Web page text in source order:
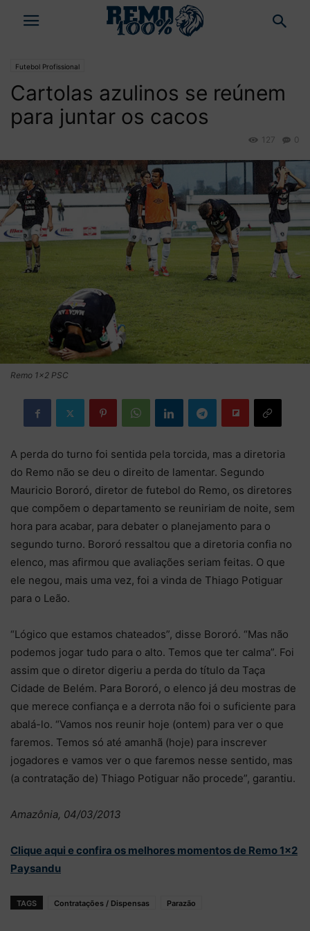
Futebol Profissional
Cartolas azulinos se reúnem
para juntar os cacos
0
127
Remo 1x2 PSC
A perda do turno foi sentida pela torcida, mas a diretoria
do Remo não se deu o direito de lamentar. Segundo
Mauricio Bororó, diretor de futebol do Remo, os diretores
que compõem o departamento se reuniriam de noite, sem
hora para acabar, para debater o planejamento para o
segundo turno. Bororó ressaltou que a diretoria confia no
elenco, mas afirmou que avaliações seriam feitas. O que
ele negou, mais uma vez, foi a vinda de Thiago Potiguar
para o Leão.
“Lógico que estamos chateados”, disse Bororó. “Mas não
podemos jogar tudo para o alto. Temos que ter calma”. Foi
assim que o diretor digeriu a perda do título da Taça
Cidade de Belém. Para Bororó, o elenco já deu mostras de
que merece confiança e a derrota não foi o suficiente para
abalá-lo. “Vamos nos reunir hoje (ontem) para ver o que
faremos. Temos só até amanhã (hoje) para inscrever
jogadores e vamos ver o que faremos nesse sentido, mas
(a contratação de) Thiago Potiguar não procede”, garantiu.
Amazônia, 04/03/2013
Clique aqui e confira os melhores momentos de Remo 1×2
Paysandu
TAGS Contratações / Dispensas Parazão